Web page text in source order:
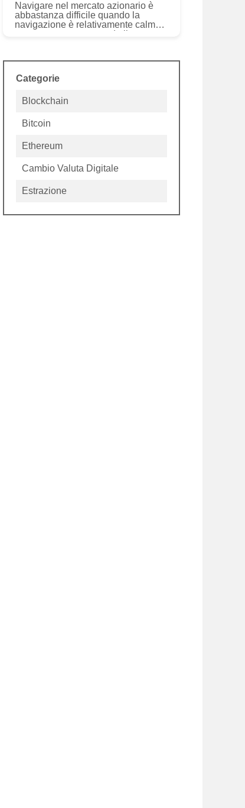
Navigare nel mercato azionario è
abbastanza difficile quando la
navigazione è relativamente calma,
come questanno, quando il mercato
Categorie
Blockchain
Bitcoin
Ethereum
Cambio Valuta Digitale
Estrazione